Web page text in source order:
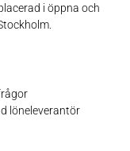
i öppna och
löneleverantör